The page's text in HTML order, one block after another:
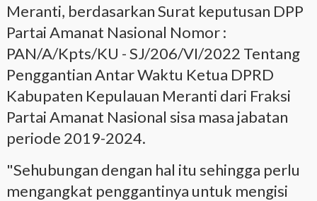
Meranti, berdasarkan Surat keputusan DPP
Partai Amanat Nasional Nomor :
PAN/A/Kpts/KU - SJ/206/VI/2022 Tentang
Penggantian Antar Waktu Ketua DPRD
Kabupaten Kepulauan Meranti dari Fraksi
Partai Amanat Nasional sisa masa jabatan
periode 2019-2024.
"Sehubungan dengan hal itu sehingga perlu
mengangkat penggantinya untuk mengisi